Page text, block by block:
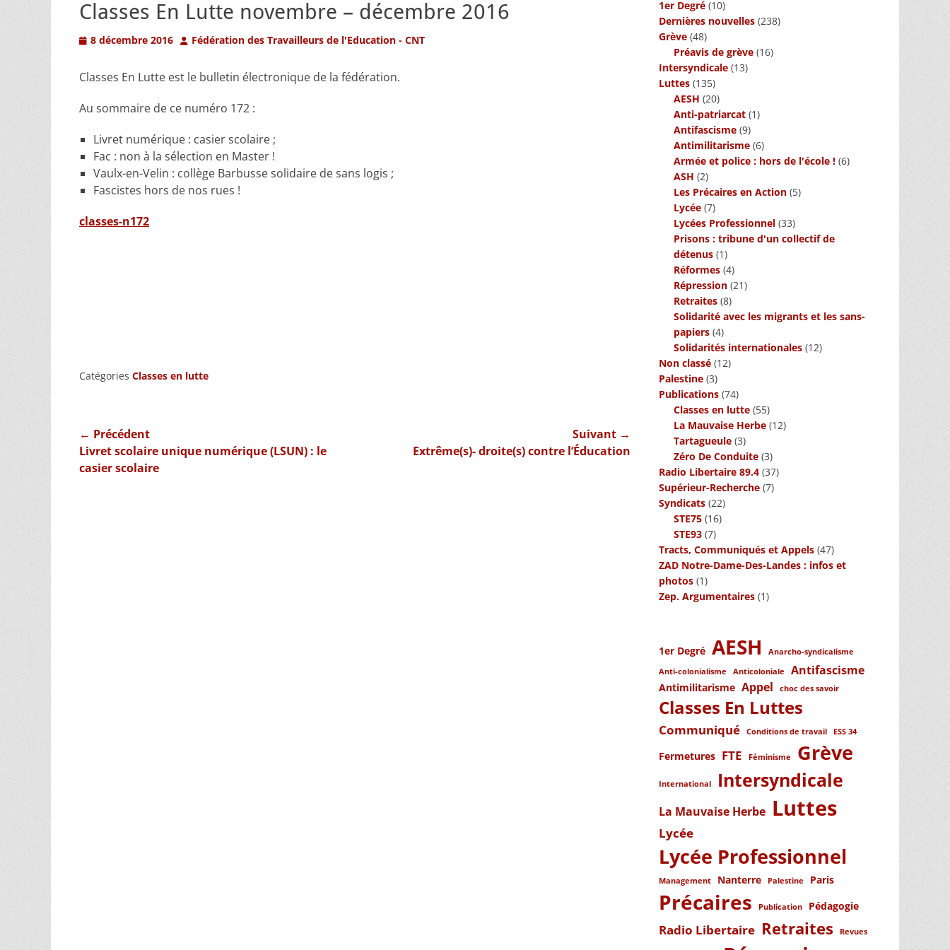
Classes En Lutte novembre – décembre 2016
Posted
8 décembre 2016 Author
Fédération des Travailleurs de l'Education - CNT
Classes En Lutte est le bulletin électronique de la fédération.
Au sommaire de ce numéro 172 :
Livret numérique : casier scolaire ;
Fac : non à la sélection en Master !
Vaulx-en-Velin : collège Barbusse solidaire de sans logis ;
Fascistes hors de nos rues !
classes-n172
Catégories Classes en lutte
Navigation
de
← Précédent
Article
précédent :
Livret scolaire unique numérique (LSUN) : le
casier scolaire
Suivant →
Extrême(s)- droite(s) contre l’Éducation
1er Degré (10)
Dernières nouvelles (238)
Grève (48)
Préavis de grève (16)
Intersyndicale (13)
Luttes (135)
AESH (20)
Anti-patriarcat (1)
Antifascisme (9)
Antimilitarisme (6)
Armée et police : hors de l'école ! (6)
ASH (2)
Les Précaires en Action (5)
Lycée (7)
Lycées Professionnel (33)
Prisons : tribune d'un collectif de
détenus (1)
Réformes (4)
Répression (21)
Retraites (8)
Solidarité avec les migrants et les sans-
papiers (4)
Solidarités internationales (12)
Non classé (12)
Palestine (3)
Publications (74)
Classes en lutte (55)
La Mauvaise Herbe (12)
Tartagueule (3)
Zéro De Conduite (3)
Radio Libertaire 89.4 (37)
Supérieur-Recherche (7)
Syndicats (22)
STE75 (16)
STE93 (7)
Tracts, Communiqués et Appels (47)
ZAD Notre-Dame-Des-Landes : infos et
photos (1)
Zep. Argumentaires (1)
1er Degré AESH
Anarcho-syndicalisme
Anti-colonialisme
Anticoloniale Antifascisme
Antimilitarisme Appel choc des savoir
Classes En Luttes
Communiqué Conditions de travail ESS 34
Fermetures FTE Féminisme Grève
International Intersyndicale
La Mauvaise Herbe Luttes
Lycée
Lycée Professionnel
Management Nanterre Palestine Paris
Précaires Publication Pédagogie
Radio Libertaire Retraites Revues